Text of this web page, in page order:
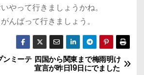
やって行きましょうかね。
んばって行きましょう。
四国から関東まで梅雨明け
宣言が昨日19日にでました
ミーテ